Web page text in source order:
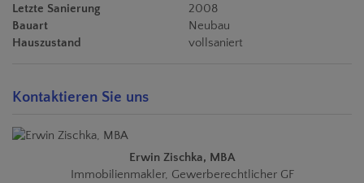
Letzte Sanierung
2008
Bauart
Neubau
Hauszustand
vollsaniert
Kontaktieren Sie uns
Erwin Zischka, MBA
Immobilienmakler, Gewerberechtlicher GF